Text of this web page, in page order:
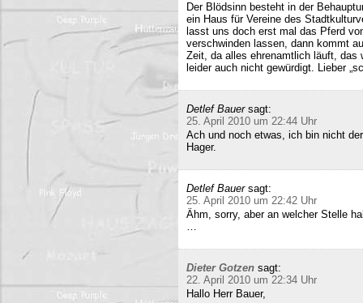
Der Blödsinn besteht in der
ein Haus für Vereine des
lasst uns doch erst mal das Pferd
verschwinden lassen, dann kommt
Zeit, da alles ehrenamtlich läuft, das
leider auch nicht gewürdigt. Lieber
Detlef Bauer sagt:
25. April 2010 um 22:44 Uhr
Ach und noch etwas, ich bin nicht
Hager.
Detlef Bauer sagt:
25. April 2010 um 22:42 Uhr
Ähm, sorry, aber an welcher Stelle
…
Dieter Gotzen sagt:
22. April 2010 um 22:34 Uhr
Hallo Herr Bauer,